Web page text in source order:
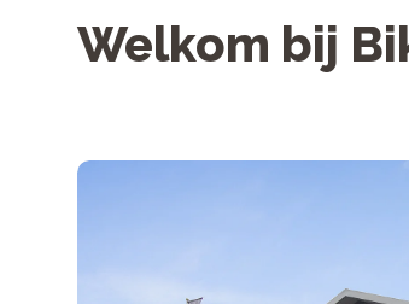
Welkom bij